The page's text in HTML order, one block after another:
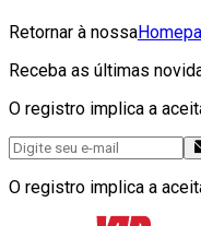
Retornar à nossa
Receba as últimas
O registro implica a
O registro implica a